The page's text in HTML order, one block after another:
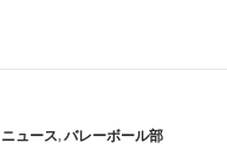
ニュース,バレーボール部